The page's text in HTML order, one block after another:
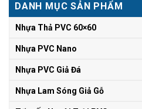
DANH MỤC SẢN PHẨM
Nhựa Thả PVC 60×60
Nhựa PVC Nano
Nhựa PVC Giả Đá
Nhựa Lam Sóng Giả Gỗ